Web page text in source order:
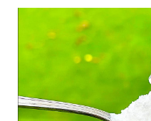
Explained
it
Matters